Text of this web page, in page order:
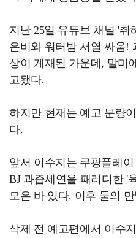
지난 25일 유튜브 채널 '취
은비와 워터밤 서열 싸움!
상이 게재된 가운데, 말미
고됐다.
하지만 현재는 예고 분량
다.
앞서 이수지는 쿠팡플레
BJ 과즙세연을 패러디한 '
모은 바 있다. 이후 둘의
삭제 전 예고편에서 이수